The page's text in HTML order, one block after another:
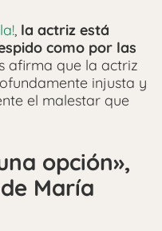
, la actriz está
como por las
afirma que la actriz
injusta y
el malestar que
opción»,
María